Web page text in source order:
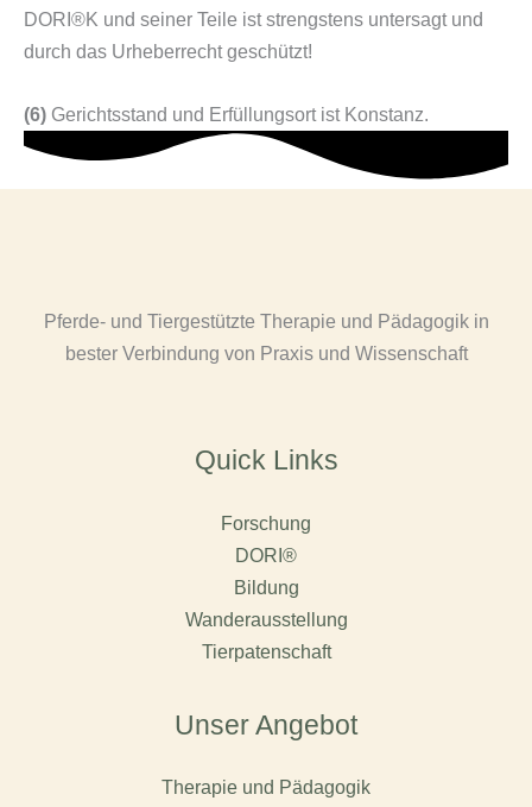
DORI®K und seiner Teile ist strengstens untersagt und
durch das Urheberrecht geschützt!
(6) Gerichtsstand und Erfüllungsort ist Konstanz.
Pferde- und Tiergestützte Therapie und Pädagogik in
bester Verbindung von Praxis und Wissenschaft
Quick Links
Forschung
DORI®
Bildung
Wanderausstellung
Tierpatenschaft
Unser Angebot
Therapie und Pädagogik